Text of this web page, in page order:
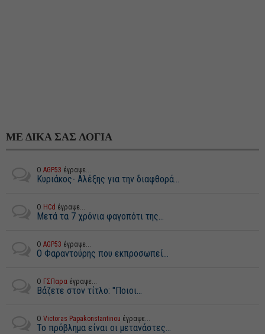
ΜΕ ΔΙΚΑ ΣΑΣ ΛΟΓΙΑ
Ο AGP53 έγραψε...
Κυριάκος- Αλέξης για την διαφθορά...
Ο HCd έγραψε...
Μετά τα 7 χρόνια φαγοπότι της...
Ο AGP53 έγραψε...
Ο Φαραντούρης που εκπροσωπεί...
Ο ΓΣΠαρα έγραψε...
Βάζετε στον τίτλο: "Ποιοι...
Ο Victoras Papakonstantinou έγραψε...
Το πρόβλημα είναι οι μετανάστες...